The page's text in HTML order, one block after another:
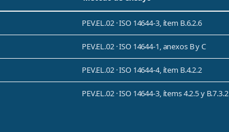
PEV.EL.02 · ISO 14644-3, ítem B.6.2.6
PEV.EL.02 · ISO 14644-1, anexos B y C
PEV.EL.02 · ISO 14644-4, ítem B.4.2.2
PEV.EL.02 · ISO 14644-3, ítems 4.2.5 y B.7.3.2